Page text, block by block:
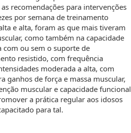
recomendações para intervenções
por semana de treinamento
e alta, foram as que mais tiveram
como também na capacidade
com ou sem o suporte de
resistido, com frequência
moderada a alta, com
ganhos de força e massa muscular,
muscular e capacidade funcional
a prática regular aos idosos
para tal.